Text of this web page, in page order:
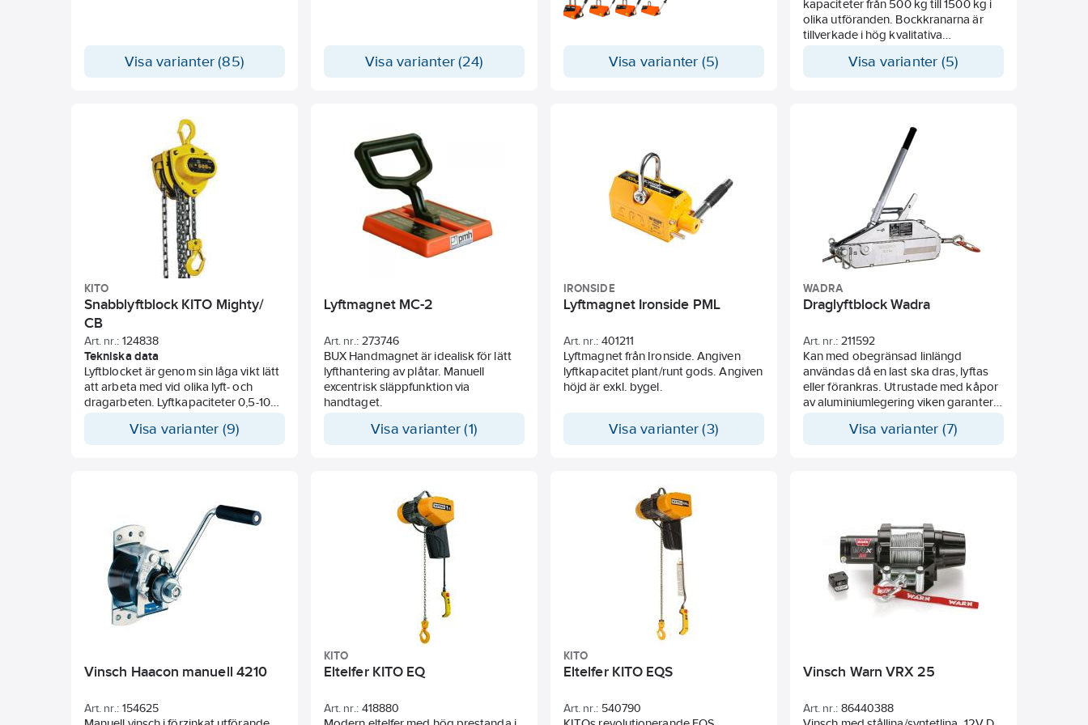
Visa varianter (85) Visa varianter (24)
lyftmagneter som erbjuder lösningar
för lyft av magnetiska material. Lyfter
även som batterilyftmagnet med
Visa varianter (5)
kapaciteter från 500 kg till 1500 kg i
olika utföranden. Bockkranarna är
tillverkade i hög kvalitativa
har låg egenvikt och därmed är lätta
Visa varianter (5)
KITO
Snabblyftblock KITO Mighty/
CB
Art. nr.: 124838
Tekniska data
Lyftblocket är genom sin låga vikt lätt
att arbeta med vid olika lyft- och
dragarbeten. Lyftkapaciteter 0,5-100
av kallpressad stålplåt vilket ger
haspeldriven blockvagn. Samtliga
modeller finns även med
överlastskydd (OLL).Större
kapaciteter på begäran.
Visa varianter (9)
Lyftmagnet MC-2
Art. nr.: 273746
BUX Handmagnet är idealisk för lätt
lyfthantering av plåtar. Manuell
excentrisk släppfunktion via
handtaget.
Visa varianter (1)
IRONSIDE
Lyftmagnet Ironside PML
Art. nr.: 401211
Lyftmagnet från Ironside. Angiven
lyftkapacitet plant/runt gods. Angiven
höjd är exkl. bygel.
Visa varianter (3)
WADRA
Draglyftblock Wadra
Art. nr.: 211592
Kan med obegränsad linlängd
användas då en last ska dras, lyftas
eller förankras. Utrustade med kåpor
av aluminiumlegering viken garanterar
slagtålighet, låg vikt och hög
Visa varianter (7)
Vinsch Haacon manuell 4210
Art. nr.: 154625
KITO
Eltelfer KITO EQ
Art. nr.: 418880
KITO
Eltelfer KITO EQS
Art. nr.: 540790
Vinsch Warn VRX 25
Art. nr.: 86440388